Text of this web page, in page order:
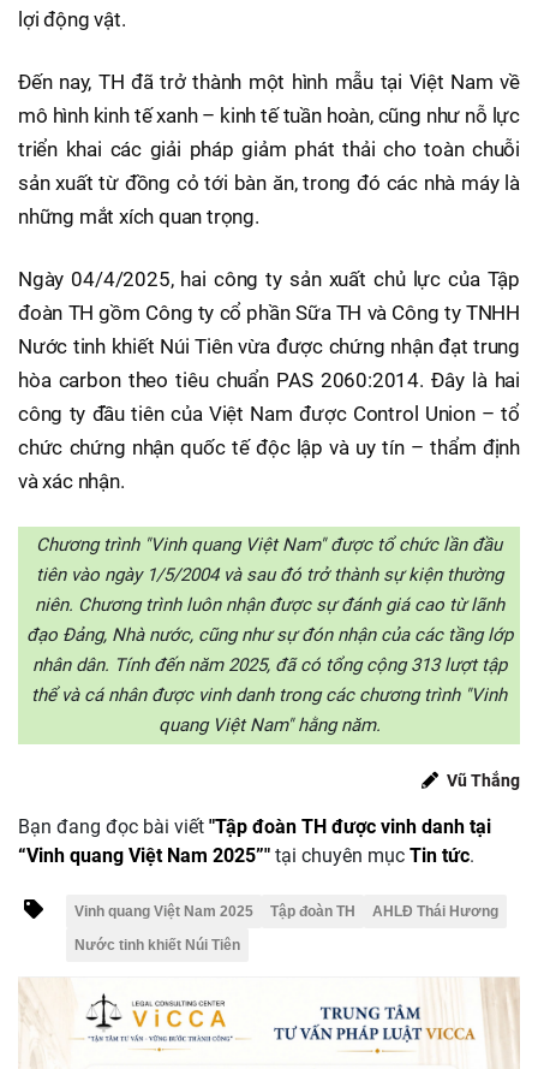
lợi động vật.
Đến nay, TH đã trở thành một hình mẫu tại Việt Nam về
mô hình kinh tế xanh – kinh tế tuần hoàn, cũng như nỗ lực
triển khai các giải pháp giảm phát thải cho toàn chuỗi
sản xuất từ đồng cỏ tới bàn ăn, trong đó các nhà máy là
những mắt xích quan trọng.
Ngày 04/4/2025, hai công ty sản xuất chủ lực của Tập
đoàn TH gồm Công ty cổ phần Sữa TH và Công ty TNHH
Nước tinh khiết Núi Tiên vừa được chứng nhận đạt trung
hòa carbon theo tiêu chuẩn PAS 2060:2014. Đây là hai
công ty đầu tiên của Việt Nam được Control Union – tổ
chức chứng nhận quốc tế độc lập và uy tín – thẩm định
và xác nhận.
Chương trình "Vinh quang Việt Nam" được tổ chức lần đầu
tiên vào ngày 1/5/2004 và sau đó trở thành sự kiện thường
niên. Chương trình luôn nhận được sự đánh giá cao từ lãnh
đạo Đảng, Nhà nước, cũng như sự đón nhận của các tầng lớp
nhân dân. Tính đến năm 2025, đã có tổng cộng 313 lượt tập
thể và cá nhân được vinh danh trong các chương trình "Vinh
quang Việt Nam" hằng năm.
Vũ Thắng
Bạn đang đọc bài viết "Tập đoàn TH được vinh danh tại
“Vinh quang Việt Nam 2025”" tại chuyên mục Tin tức.
Vinh quang Việt Nam 2025 Tập đoàn TH
AHLĐ Thái Hương
Nước tinh khiết Núi Tiên